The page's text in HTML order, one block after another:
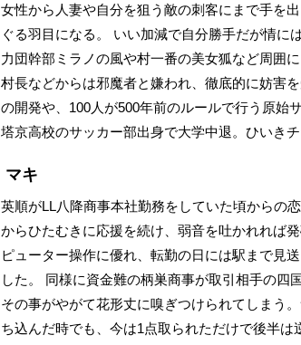
女性から人妻や自分を狙う敵の刺客にまで手を
ぐる羽目になる。 いい加減で自分勝手だが情
力団幹部ミラノの風や村一番の美女狐など周囲
村長などからは邪魔者と嫌われ、徹底的に妨害
の開発や、100人が500年前のルールで行う原始
塔京高校のサッカー部出身で大学中退。ひいき
マキ
英順がLL八降商事本社勤務をしていた頃からの
からひたむきに応援を続け、弱音を吐かれれば
ピューター操作に優れ、転勤の日には駅まで見
した。 同様に資金難の柄巣商事が取引相手の
その事がやがて花形丈に嗅ぎつけられてしまう
ち込んだ時でも、今は1点取られただけで後半